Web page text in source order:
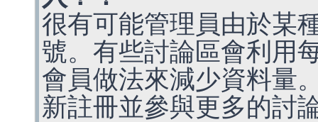
很有可能管理員由於某
號。有些討論區會利用
會員做法來減少資料量
新註冊並參與更多的討